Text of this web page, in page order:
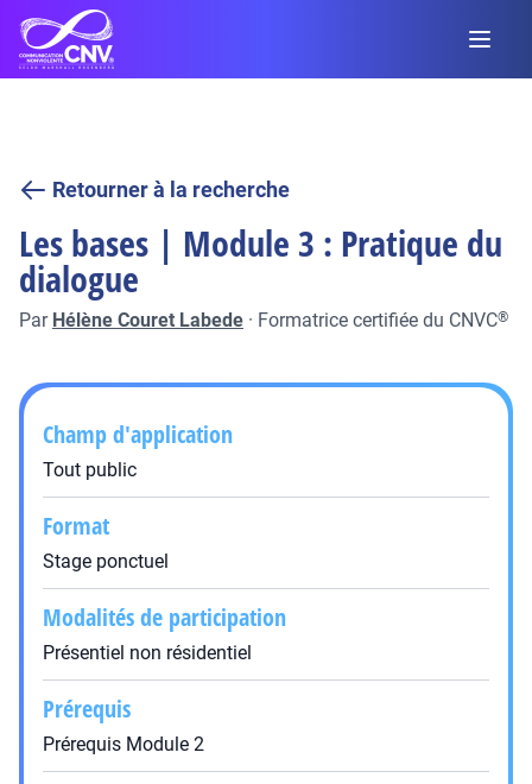
Retourner à la recherche
Les bases | Module 3 : Pratique du
dialogue
Par Hélène Couret Labede · Formatrice certifiée du CNVC®
Champ d'application
Tout public
Format
Stage ponctuel
Modalités de participation
Présentiel non résidentiel
Prérequis
Prérequis Module 2